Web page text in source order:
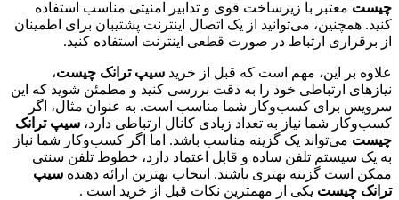
چیست معتبر با زیرساخت قوی و تدابیر امنیتی مناسب استفاده
کنید. همچنین، می‌توانید از یک اتصال اینترنت پشتیبان برای اطمینان
از برقراری ارتباط در صورت قطعی اینترنت استفاده کنید.
علاوه بر این، مهم است که قبل از خرید سیپ ترانک چیست،
نیازهای ارتباطی خود را به دقت بررسی کنید و مطمئن شوید که این
سرویس برای کسب‌وکار شما مناسب است. به عنوان مثال، اگر
کسب‌وکار شما نیاز به تعداد زیادی کانال ارتباطی دارد، سیپ ترانک
چیست می‌تواند یک گزینه مناسب باشد. اما اگر کسب‌وکار شما نیاز
به یک سیستم تلفن ساده و قابل اعتماد دارد، خطوط تلفن سنتی
ممکن است گزینه بهتری باشند. انتخاب بهترین ارائه دهنده سیپ
ترانک چیست یکی از مهمترین نکات قبل از خرید است .